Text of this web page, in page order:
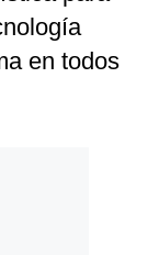
en todos